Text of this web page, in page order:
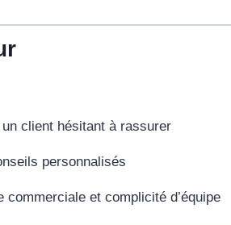
client hésitant à rassurer
personnalisés
et complicité d’équipe